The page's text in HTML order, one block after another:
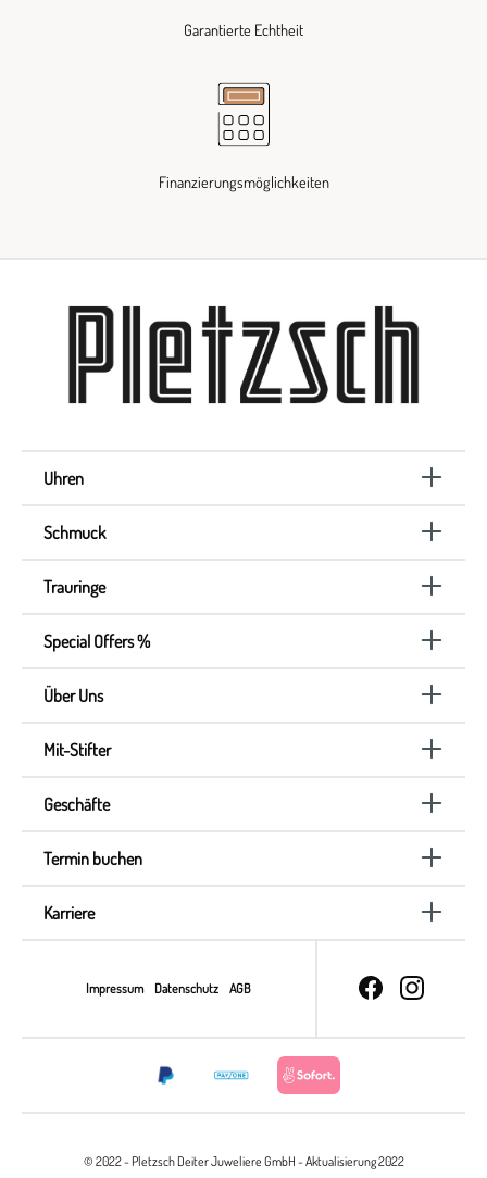
Garantierte Echtheit
Finanzierungsmöglichkeiten
Uhren
Schmuck
Trauringe
Special Offers %
Über Uns
Mit-Stifter
Geschäfte
Termin buchen
Karriere
Impressum Datenschutz AGB
© 2022 - Pletzsch Deiter Juweliere GmbH - Aktualisierung 2022